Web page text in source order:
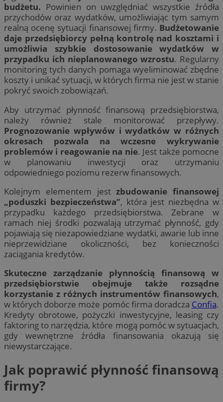
budżetu. Powinien on uwzględniać wszystkie źródła
przychodów oraz wydatków, umożliwiając tym samym
realną ocenę sytuacji finansowej firmy. Budżetowanie
daje przedsiębiorcy pełną kontrolę nad kosztami i
umożliwia szybkie dostosowanie wydatków w
przypadku ich nieplanowanego wzrostu. Regularny
monitoring tych danych pomaga wyeliminować zbędne
koszty i unikać sytuacji, w których firma nie jest w stanie
pokryć swoich zobowiązań.
Aby utrzymać płynność finansową przedsiębiorstwa,
należy również stale monitorować przepływy.
Prognozowanie wpływów i wydatków w różnych
okresach pozwala na wczesne wykrywanie
problemów i reagowanie na nie. Jest także pomocne
w planowaniu inwestycji oraz utrzymaniu
odpowiedniego poziomu rezerw finansowych.
Kolejnym elementem jestzbudowanie finansowej
„poduszki bezpieczeństwa”, która jest niezbędna w
przypadku każdego przedsiębiorstwa. Zebrane w
ramach niej środki pozwalają utrzymać płynność, gdy
pojawiają się niezapowiedziane wydatki, awarie lub inne
nieprzewidziane okoliczności, bez konieczności
zaciągania kredytów.
Skuteczne zarządzanie płynnością finansową w
przedsiębiorstwie obejmuje także rozsądne
korzystanie z różnych instrumentów finansowych,
w których doborze może pomóc firma doradcza Confia.
Kredyty obrotowe, pożyczki inwestycyjne, leasing czy
faktoring to narzędzia, które mogą pomóc w sytuacjach,
gdy wewnętrzne źródła finansowania okazują się
niewystarczające.
Jak poprawić płynność finansową
firmy?